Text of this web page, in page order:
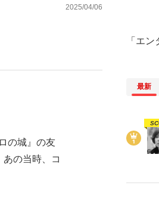
2025/04/06
の城』の友
の当時、コ
「エ
最新